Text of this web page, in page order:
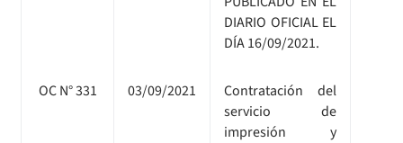
DIARIO OFICIAL EL
DÍA 16/09/2021.
OC N° 331 03/09/2021
Contratación del
servicio de
impresión y